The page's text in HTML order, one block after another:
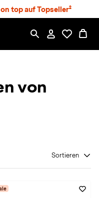
on top auf Topseller²
von
Sortieren